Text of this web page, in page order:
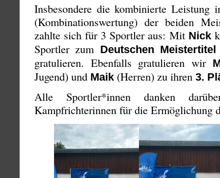
Insbesondere die kombinierte Leistung
(Kombinationswertung) der beiden
zahlte sich für 3 Sportler aus: Mit Nick
Sportler zum Deutschen Meistertitel
gratulieren. Ebenfalls gratulieren wir
Jugend) und Maik (Herren) zu ihren 3.
Alle Sportler*innen danken
Kampfrichterinnen für die Ermöglichung